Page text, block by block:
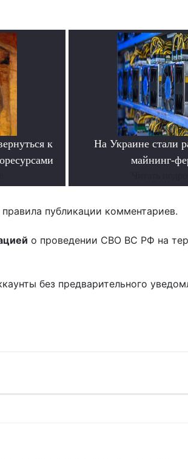
к
На Украине стали
майнинг-
публикации комментариев.
о проведении СВО ВС РФ на
без предварительного